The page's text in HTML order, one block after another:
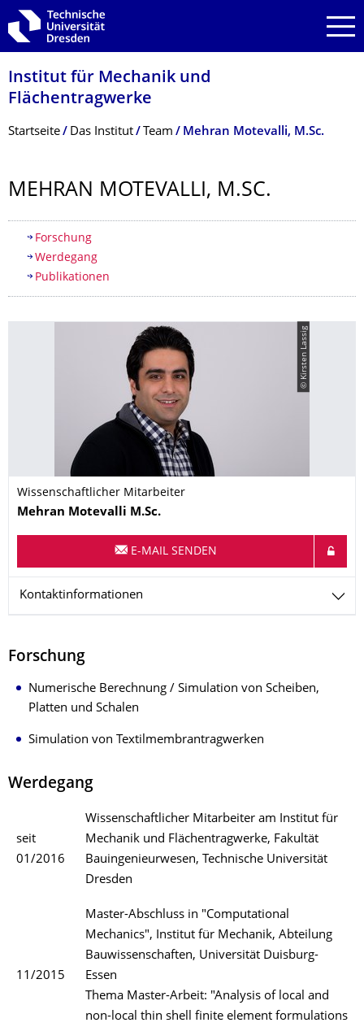
Zur Hauptnavigation springen
Zur Suche springen
Zum Inhalt springen
Institut für Mechanik und
Flächentragwerke
Breadcrumb-Menü
Startseite Das Institut Team Mehran Motevalli, M.Sc.
MEHRAN MOTEVALLI, M.SC.
Inhaltsverzeichnis
Forschung
Werdegang
Publikationen
© Kirsten Lassig
Wissenschaftlicher Mitarbeiter
Name
Mehran Motevalli M.Sc.
E-MAIL SENDEN
Kontaktinformationen
Forschung
Numerische Berechnung / Simulation von Scheiben,
Platten und Schalen
Simulation von Textilmembrantragwerken
Werdegang
seit
01/2016
Wissenschaftlicher Mitarbeiter am Institut für
Mechanik und Flächentragwerke, Fakultät
Bauingenieurwesen, Technische Universität
Dresden
11/2015
Master-Abschluss in "Computational
Mechanics", Institut für Mechanik, Abteilung
Bauwissenschaften, Universität Duisburg-
Essen
Thema Master-Arbeit: "Analysis of local and
non-local thin shell finite element formulations